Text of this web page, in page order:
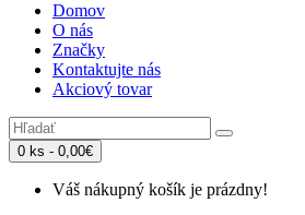
Domov
O nás
Značky
Kontaktujte nás
Akciový tovar
0 ks - 0,00€
Váš nákupný košík je prázdny!